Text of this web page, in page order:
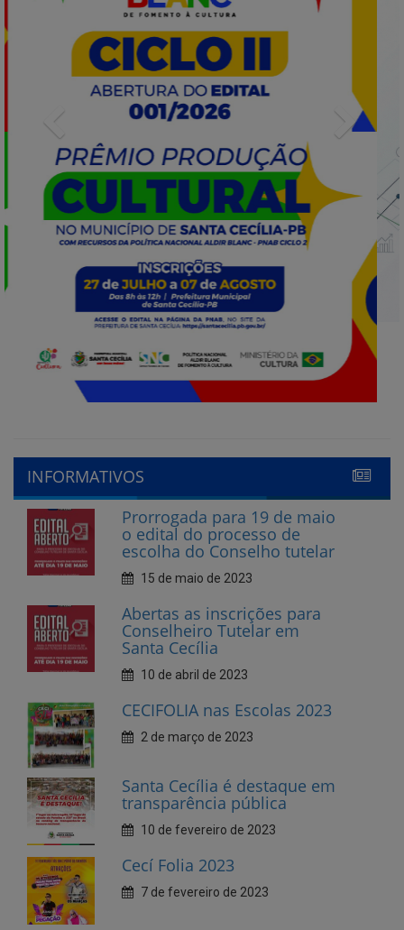
Previous
INFORMATIVOS
o edital do processo de
escolha do Conselho tutelar
15 de maio de 2023
Abertas as inscrições para
Conselheiro Tutelar em
Santa Cecília
CECIFOLIA nas Escolas 2023
2 de março de 2023
Santa Cecília é destaque em
transparência pública
Cecí Folia 2023
7 de fevereiro de 2023
Andamento da creche
fase Avançada